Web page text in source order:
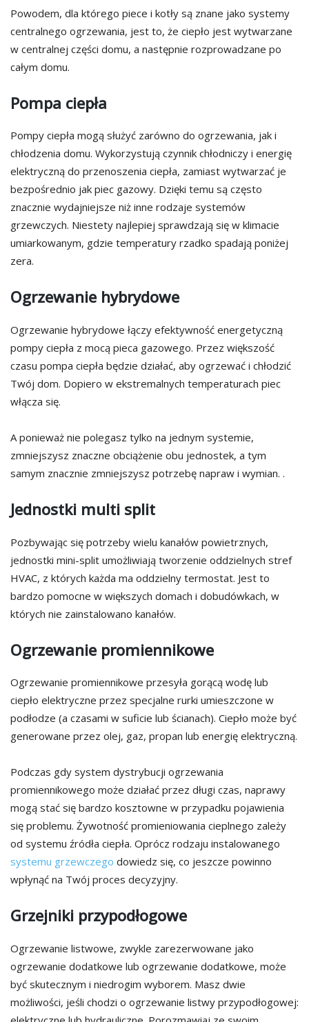
Powodem, dla którego piece i kotły są znane jako systemy
centralnego ogrzewania, jest to, że ciepło jest wytwarzane
w centralnej części domu, a następnie rozprowadzane po
całym domu.
Pompa ciepła
Pompy ciepła mogą służyć zarówno do ogrzewania, jak i
chłodzenia domu. Wykorzystują czynnik chłodniczy i energię
elektryczną do przenoszenia ciepła, zamiast wytwarzać je
bezpośrednio jak piec gazowy. Dzięki temu są często
znacznie wydajniejsze niż inne rodzaje systemów
grzewczych. Niestety najlepiej sprawdzają się w klimacie
umiarkowanym, gdzie temperatury rzadko spadają poniżej
zera.
Ogrzewanie hybrydowe
Ogrzewanie hybrydowe łączy efektywność energetyczną
pompy ciepła z mocą pieca gazowego. Przez większość
czasu pompa ciepła będzie działać, aby ogrzewać i chłodzić
Twój dom. Dopiero w ekstremalnych temperaturach piec
włącza się.
A ponieważ nie polegasz tylko na jednym systemie,
zmniejszysz znaczne obciążenie obu jednostek, a tym
samym znacznie zmniejszysz potrzebę napraw i wymian. .
Jednostki multi split
Pozbywając się potrzeby wielu kanałów powietrznych,
jednostki mini-split umożliwiają tworzenie oddzielnych stref
HVAC, z których każda ma oddzielny termostat. Jest to
bardzo pomocne w większych domach i dobudówkach, w
których nie zainstalowano kanałów.
Ogrzewanie promiennikowe
Ogrzewanie promiennikowe przesyła gorącą wodę lub
ciepło elektryczne przez specjalne rurki umieszczone w
podłodze (a czasami w suficie lub ścianach). Ciepło może być
generowane przez olej, gaz, propan lub energię elektryczną.
Podczas gdy system dystrybucji ogrzewania
promiennikowego może działać przez długi czas, naprawy
mogą stać się bardzo kosztowne w przypadku pojawienia
się problemu. Żywotność promieniowania cieplnego zależy
od systemu źródła ciepła. Oprócz rodzaju instalowanego
systemu grzewczego dowiedz się, co jeszcze powinno
wpłynąć na Twój proces decyzyjny.
Grzejniki przypodłogowe
Ogrzewanie listwowe, zwykle zarezerwowane jako
ogrzewanie dodatkowe lub ogrzewanie dodatkowe, może
być skutecznym i niedrogim wyborem. Masz dwie
możliwości, jeśli chodzi o ogrzewanie listwy przypodłogowej: